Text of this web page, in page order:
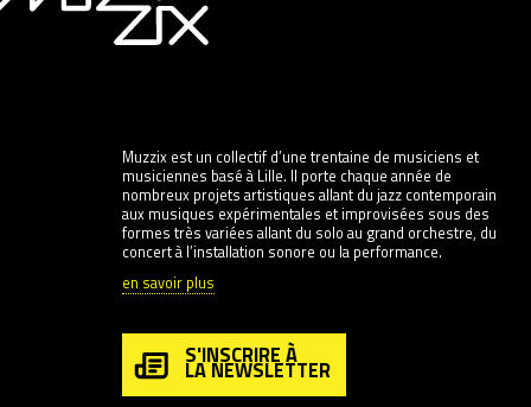
Muzzix est un collectif d’une trentaine de musiciens et
musiciennes basé à Lille. Il porte chaque année de
nombreux projets artistiques allant du jazz contemporain
aux musiques expérimentales et improvisées sous des
formes très variées allant du solo au grand orchestre, du
concert à l’installation sonore ou la performance.
en savoir plus
S'INSCRIRE À
LA NEWSLETTER